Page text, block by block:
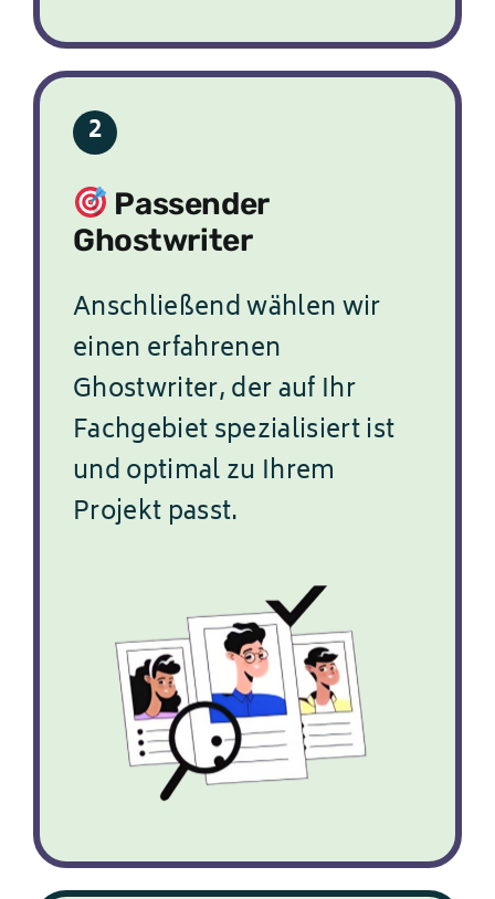
2
Passender
Ghostwriter
Anschließend wählen wir
einen erfahrenen
Ghostwriter, der auf Ihr
Fachgebiet spezialisiert ist
und optimal zu Ihrem
Projekt passt.